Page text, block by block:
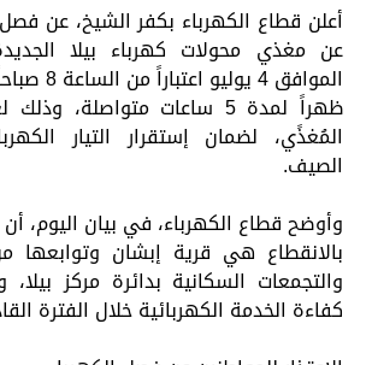
أعلن قطاع الكهرباء بكفر الشيخ، عن فصل
عن مغذي محولات كهرباء بيلا
ظهراً لمدة 5 ساعات متواصلة،
المُغذًي، لضمان إستقرار التيار
الصيف.
وأوضح قطاع الكهرباء، في بيان اليوم، أن
بالانقطاع هي قرية إبشان وتوابعها
والتجمعات السكانية بدائرة مركز
كفاءة الخدمة الكهربائية خلال الفترة